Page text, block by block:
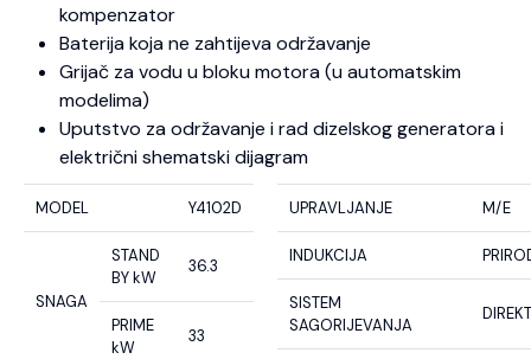
kompenzator
Baterija koja ne zahtijeva održavanje
Grijač za vodu u bloku motora (u automatskim
modelima)
Uputstvo za održavanje i rad dizelskog generatora i
električni shematski dijagram
MODEL Y4102D
SNAGA
STAND
BY kW
36.3
PRIME
kW
33
UPRAVLJANJE M/E
INDUKCIJA
SISTEM
SAGORIJEVANJA